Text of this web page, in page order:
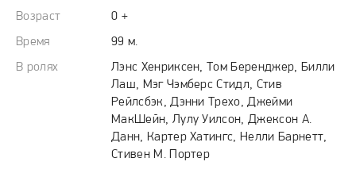
Возраст
0 +
Время
99 м.
В ролях
Лэнс Хенриксен, Том Беренджер, Билли
Лаш, Мэг Чэмберс Стидл, Стив
Рейлсбэк, Дэнни Трехо, Джейми
МакШейн, Лулу Уилсон, Джексон А.
Данн, Картер Хатингс, Нелли Барнетт,
Стивен М. Портер